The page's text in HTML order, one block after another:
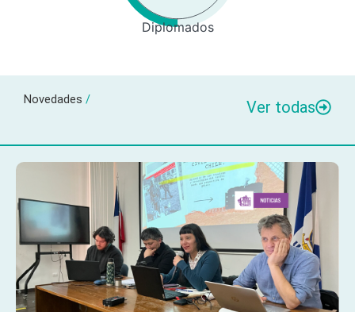
Diplomados
Novedades / Ver todas